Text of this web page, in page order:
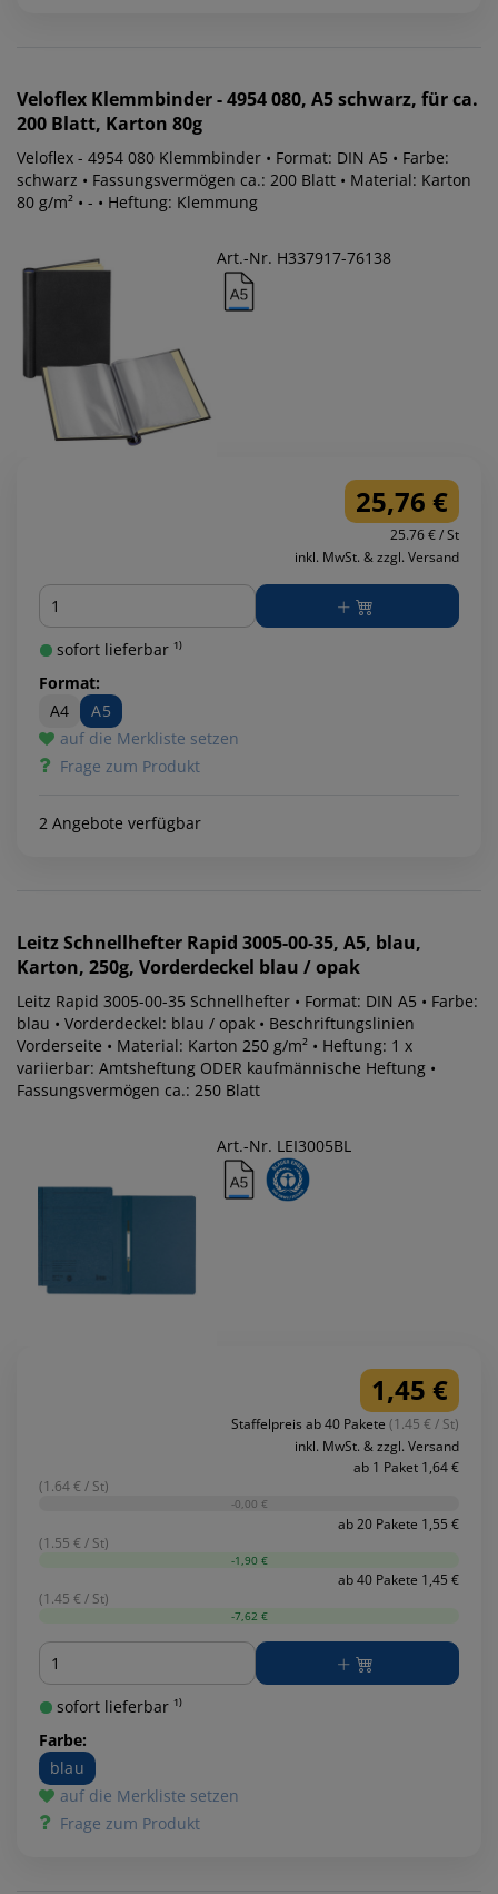
Veloflex Klemmbinder - 4954 080, A5 schwarz, für ca.
200 Blatt, Karton 80g
Veloflex - 4954 080 Klemmbinder • Format: DIN A5 • Farbe:
schwarz • Fassungsvermögen ca.: 200 Blatt • Material: Karton
80 g/m² • - • Heftung: Klemmung
Art.-Nr. H337917-76138
25,76 €
25.76 € / St
inkl. MwSt. & zzgl. Versand
Menge
sofort lieferbar ¹⁾
Format:
A4
A5
auf die Merkliste setzen
Frage zum Produkt
2 Angebote verfügbar
LeitzSchnellhefter Rapid 3005-00-35, A5, blau,
Karton, 250g, Vorderdeckel blau / opak
Leitz Rapid 3005-00-35 Schnellhefter • Format: DIN A5 • Farbe:
blau • Vorderdeckel: blau / opak • Beschriftungslinien
Vorderseite • Material: Karton 250 g/m² • Heftung: 1 x
variierbar: Amtsheftung ODER kaufmännische Heftung •
Fassungsvermögen ca.: 250 Blatt
Art.-Nr. LEI3005BL
1,45 €
Staffelpreis ab 40 Pakete (1.45 € / St)
inkl. MwSt. & zzgl. Versand
ab 1 Paket 1,64 €
(1.64 € / St)
-0,00 €
ab 20 Pakete 1,55 €
(1.55 € / St)
-1,90 €
ab 40 Pakete 1,45 €
(1.45 € / St)
-7,62 €
Menge
sofort lieferbar ¹⁾
Farbe:
blau
auf die Merkliste setzen
Frage zum Produkt